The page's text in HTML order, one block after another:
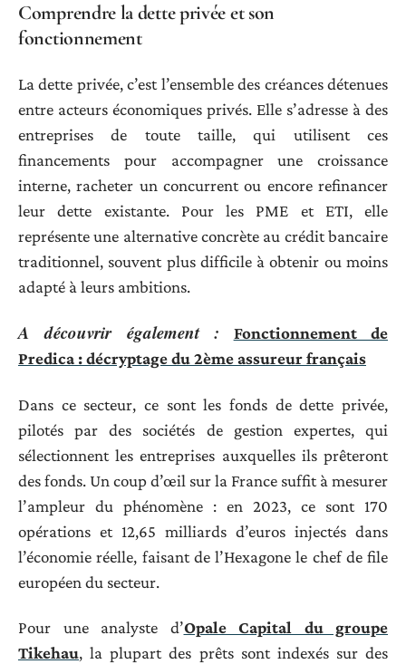
Comprendre la dette privée et son
fonctionnement
La dette privée, c’est l’ensemble des créances détenues
entre acteurs économiques privés. Elle s’adresse à des
entreprises de toute taille, qui utilisent ces
financements pour accompagner une croissance
interne, racheter un concurrent ou encore refinancer
leur dette existante. Pour les PME et ETI, elle
représente une alternative concrète au crédit bancaire
traditionnel, souvent plus difficile à obtenir ou moins
adapté à leurs ambitions.
A découvrir également :
Fonctionnement de
Predica : décryptage du 2ème assureur français
Dans ce secteur, ce sont les fonds de dette privée,
pilotés par des sociétés de gestion expertes, qui
sélectionnent les entreprises auxquelles ils prêteront
des fonds. Un coup d’œil sur la France suffit à mesurer
l’ampleur du phénomène : en 2023, ce sont 170
opérations et 12,65 milliards d’euros injectés dans
l’économie réelle, faisant de l’Hexagone le chef de file
européen du secteur.
Pour une analyste d’Opale Capital du groupe
Tikehau, la plupart des prêts sont indexés sur des